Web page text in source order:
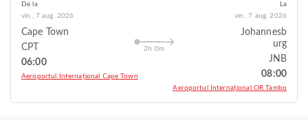
De la
vin., 7 aug. 2026
Cape Town
CPT
06:00
Aeroportul Internațional Cape Town
2h 0m
La
vin., 7 aug. 2026
Johannesb
urg
JNB
08:00
Aeroportul Internațional OR Tambo